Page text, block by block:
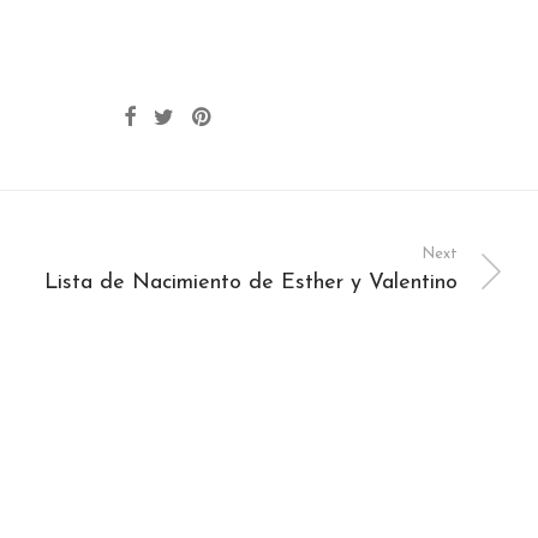
Next
Lista de Nacimiento de Esther y Valentino